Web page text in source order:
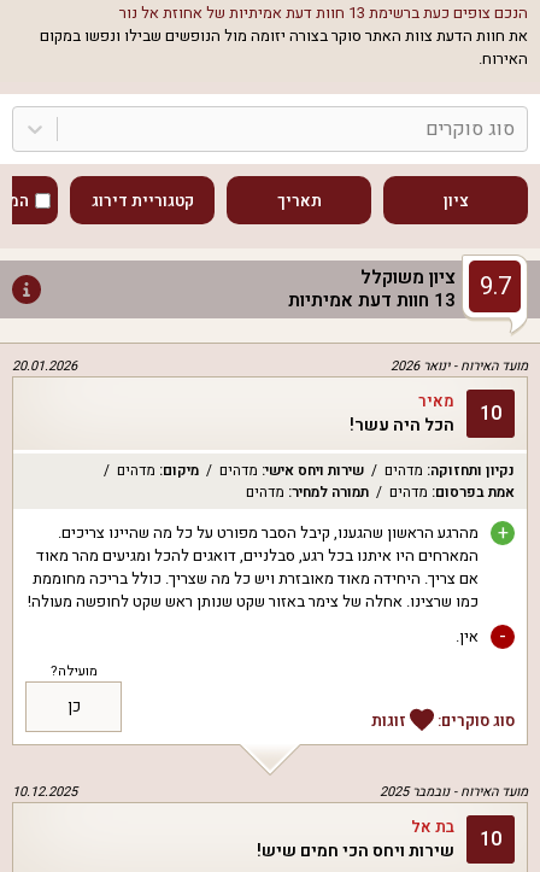
הנכם צופים כעת ברשימת 13 חוות דעת אמיתיות של אחוזת אל נור
את חוות הדעת צוות האתר סוקר בצורה יזומה מול הנופשים שבילו ונפשו במקום
האירוח.
סוג סוקרים
ציון תאריך קטגוריית דירוג
9.7
ציון משוקלל
13 חוות דעת אמיתיות
מועד האירוח -ינואר 2026 20.01.2026
10 מאיר
הכל היה עשר!
נקיון ותחזוקה: מדהים שירות ויחס אישי: מדהים מיקום: מדהים
אמת בפרסום: מדהים תמורה למחיר: מדהים
+
מהרגע הראשון שהגענו, קיבל הסבר מפורט על כל מה שהיינו צריכים.
המארחים היו איתנו בכל רגע, סבלניים, דואגים להכל ומגיעים מהר מאוד
אם צריך. היחידה מאוד מאובזרת ויש כל מה שצריך. כולל בריכה מחוממת
כמו שרצינו. אחלה של צימר באזור שקט שנותן ראש שקט לחופשה מעולה!
- אין.
סוג סוקרים: זוגות
מועילה?
כן
מועד האירוח -נובמבר 2025 10.12.2025
10 בת אל
שירות ויחס הכי חמים שיש!